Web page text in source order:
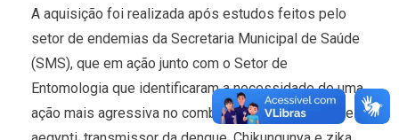
A aquisição foi realizada após estudos feitos pelo
setor de endemias da Secretaria Municipal de Saúde
(SMS), que em ação junto com o Setor de
Entomologia que identificaram a necessidade de uma
ação mais agressiva no combate ao mosquito Aedes